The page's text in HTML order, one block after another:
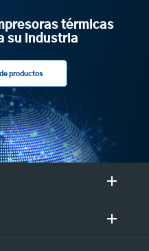
térmicas
su industria
productos